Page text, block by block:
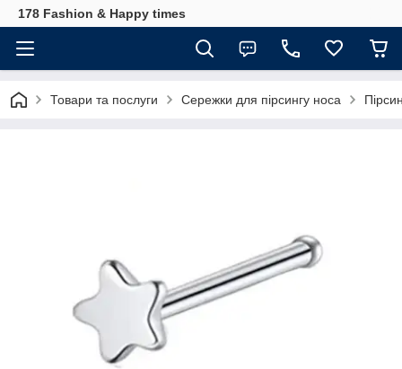
178 Fashion & Happy times
Товари та послуги Сережки для пірсингу носа